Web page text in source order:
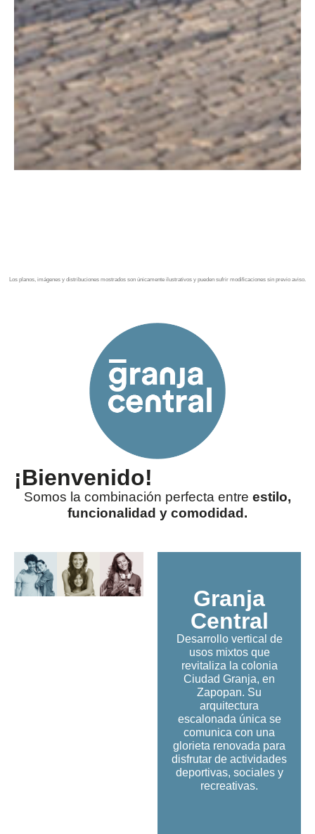
Los planos, imágenes y distribuciones mostrados son únicamente ilustrativos y pueden sufrir modificaciones sin previo aviso.
¡Bienvenido!
Somos la combinación perfecta entre estilo,
funcionalidad y comodidad.
Granja
Central
Desarrollo vertical de
usos mixtos que
revitaliza la colonia
Ciudad Granja, en
Zapopan. Su
arquitectura
escalonada única se
comunica con una
glorieta renovada para
disfrutar de actividades
deportivas, sociales y
recreativas.